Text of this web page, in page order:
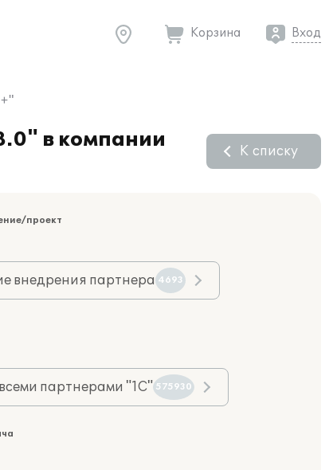
Корзина Вход
в компании
К списку
проект
внедрения партнера 4693
партнерами "1С" 575930